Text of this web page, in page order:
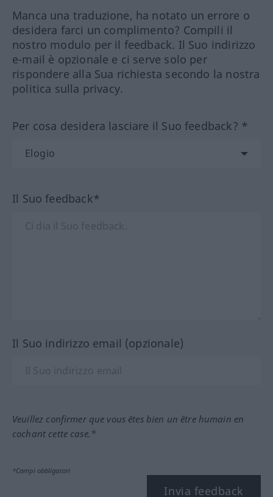
Manca una traduzione, ha notato un errore o
desidera farci un complimento? Compili il
nostro modulo per il feedback. Il Suo indirizzo
e-mail è opzionale e ci serve solo per
rispondere alla Sua richiesta secondo la nostra
politica sulla privacy.
Per cosa desidera lasciare il Suo feedback? *
Il Suo feedback*
Il Suo indirizzo email (opzionale)
Veuillez confirmer que vous êtes bien un être humain en
cochant cette case.*
*Campi obbligatori
Invia feedback